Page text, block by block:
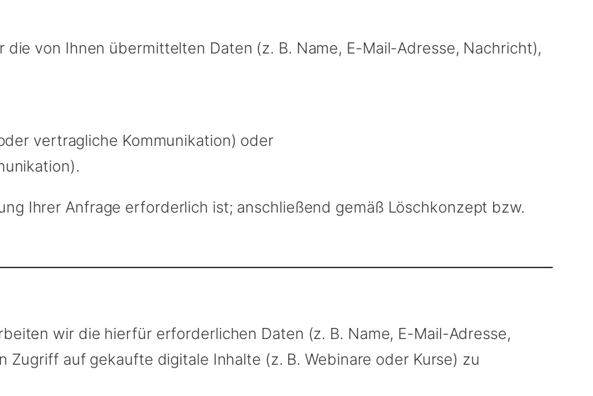
von Ihnen übermittelten Daten (z. B. Name, E-Mail-Adresse, Nachricht),
vertragliche Kommunikation) oder
Ihrer Anfrage erforderlich ist; anschließend gemäß Löschkonzept bzw.
wir die hierfür erforderlichen Daten (z. B. Name, E-Mail-Adresse,
Zugriff auf gekaufte digitale Inhalte (z. B. Webinare oder Kurse) zu